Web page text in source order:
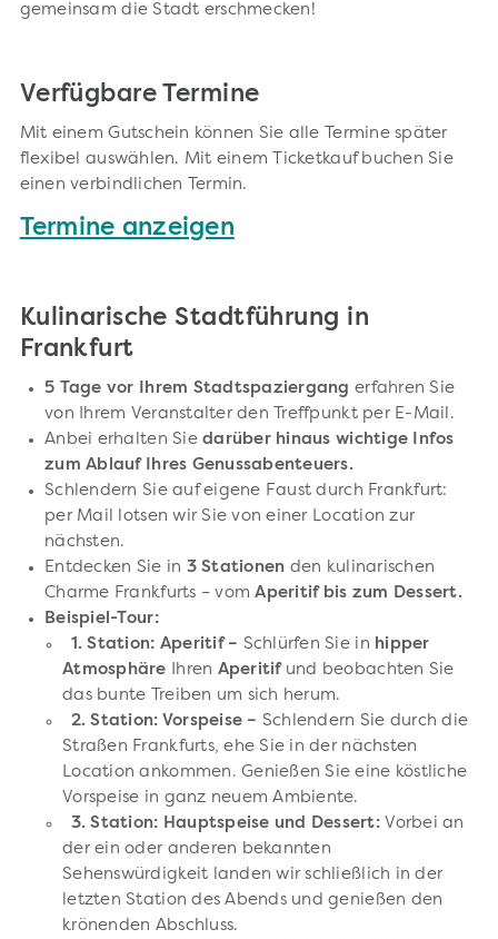
gemeinsam die Stadt erschmecken!
Verfügbare Termine
Mit einem Gutschein können Sie alle Termine später
flexibel auswählen. Mit einem Ticketkauf buchen Sie
einen verbindlichen Termin.
Termine anzeigen
Kulinarische Stadtführung in
Frankfurt
5 Tage vor Ihrem Stadtspaziergang erfahren Sie
von Ihrem Veranstalter den Treffpunkt per E-Mail.
Anbei erhalten Siedarüber hinaus wichtige Infos
zum Ablauf Ihres Genussabenteuers.
Schlendern Sie auf eigene Faust durch Frankfurt:
per Mail lotsen wir Sie von einer Location zur
nächsten.
Entdecken Sie in 3 Stationen den kulinarischen
Charme Frankfurts – vomAperitif bis zum Dessert.
Beispiel-Tour:
1. Station: Aperitif – Schlürfen Sie in hipper
Atmosphäre Ihren Aperitif und beobachten Sie
das bunte Treiben um sich herum.
2. Station: Vorspeise – Schlendern Sie durch die
Straßen Frankfurts, ehe Sie in der nächsten
Location ankommen. Genießen Sie eine köstliche
Vorspeise in ganz neuem Ambiente.
3. Station: Hauptspeise und Dessert: Vorbei an
der ein oder anderen bekannten
Sehenswürdigkeit landen wir schließlich in der
letzten Station des Abends und genießen den
krönenden Abschluss.